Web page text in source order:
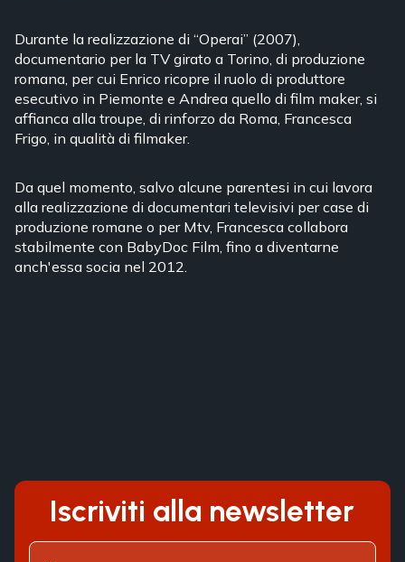
Durante la realizzazione di “Operai” (2007),
documentario per la TV girato a Torino, di produzione
romana, per cui Enrico ricopre il ruolo di produttore
esecutivo in Piemonte e Andrea quello di film maker, si
affianca alla troupe, di rinforzo da Roma, Francesca
Frigo, in qualità di filmaker.
Da quel momento, salvo alcune parentesi in cui lavora
alla realizzazione di documentari televisivi per case di
produzione romane o per Mtv, Francesca collabora
stabilmente con BabyDoc Film, fino a diventarne
anch'essa socia nel 2012.
Iscriviti alla newsletter